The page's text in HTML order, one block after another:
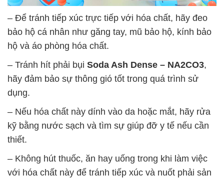
– Để tránh tiếp xúc trực tiếp với hóa chất, hãy đeo
bảo hộ cá nhân như găng tay, mũ bảo hộ, kính bảo
hộ và áo phòng hóa chất.
– Tránh hít phải bụi Soda Ash Dense – NA2CO3,
hãy đảm bảo sự thông gió tốt trong quá trình sử
dụng.
– Nếu hóa chất này dính vào da hoặc mắt, hãy rửa
kỹ bằng nước sạch và tìm sự giúp đỡ y tế nếu cần
thiết.
– Không hút thuốc, ăn hay uống trong khi làm việc
với hóa chất này để tránh tiếp xúc và nuốt phải sản